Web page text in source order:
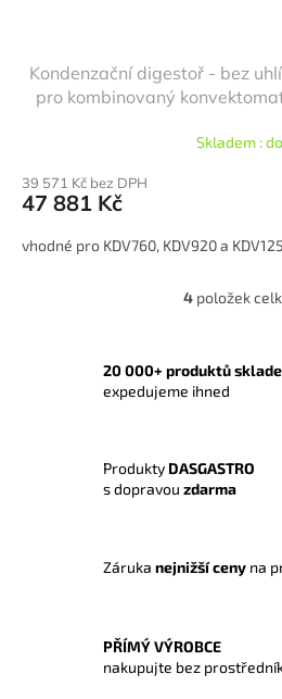
Kondenzační digestoř - bez
pro kombinovaný
BOMV6
Skladem :
39 571 Kč bez DPH
47 881 Kč
vhodné pro KDV760, KDV920 a
O
á
p
v
s
u
4položek
20 000+ produktů
expedujeme ihned
Produkty DASGASTRO
s dopravou zdarma
Záruka nejnižší ceny na
PŘÍMÝ VÝROBCE
nakupujte bez